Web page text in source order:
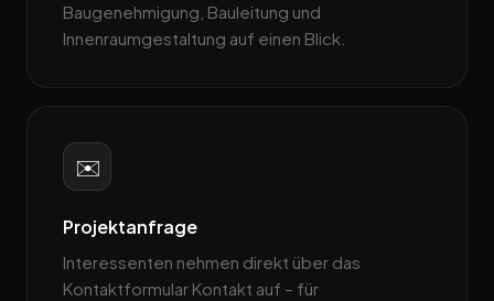
Baugenehmigung, Bauleitung und
Innenraumgestaltung auf einen Blick.
✉️
Projektanfrage
Interessenten nehmen direkt über das
Kontaktformular Kontakt auf – für